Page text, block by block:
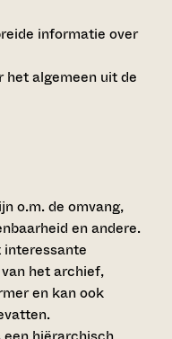
informatie over
het algemeen uit de
o.m. de omvang,
en andere.
interessante
het archief,
en kan ook